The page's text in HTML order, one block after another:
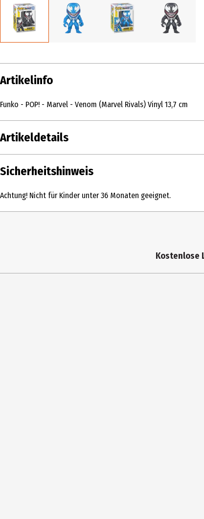
Artikelinfo
Funko - POP! - Marvel - Venom (Marvel Rivals) Vinyl 13,7 cm
Artikeldetails
Inhalt
Sicherheitshinweis
Achtung! Nicht für Kinder unter 36 Monaten geeignet.
Kostenlose